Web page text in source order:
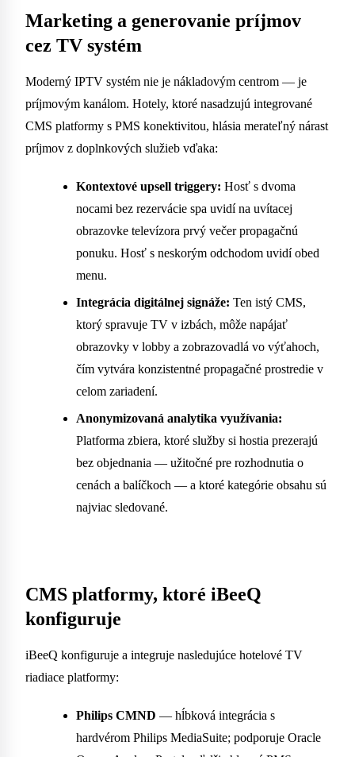
Marketing a generovanie príjmov
cez TV systém
Moderný IPTV systém nie je nákladovým centrom — je
príjmovým kanálom. Hotely, ktoré nasadzujú integrované
CMS platformy s PMS konektivitou, hlásia merateľný nárast
príjmov z doplnkových služieb vďaka:
Kontextové upsell triggery: Hosť s dvoma
nocami bez rezervácie spa uvidí na uvítacej
obrazovke televízora prvý večer propagačnú
ponuku. Hosť s neskorým odchodom uvidí obed
menu.
Integrácia digitálnej signáže: Ten istý CMS,
ktorý spravuje TV v izbách, môže napájať
obrazovky v lobby a zobrazovadlá vo výťahoch,
čím vytvára konzistentné propagačné prostredie v
celom zariadení.
Anonymizovaná analytika využívania:
Platforma zbiera, ktoré služby si hostia prezerajú
bez objednania — užitočné pre rozhodnutia o
cenách a balíčkoch — a ktoré kategórie obsahu sú
najviac sledované.
CMS platformy, ktoré iBeeQ
konfiguruje
iBeeQ konfiguruje a integruje nasledujúce hotelové TV
riadiace platformy:
Philips CMND — hĺbková integrácia s
hardvérom Philips MediaSuite; podporuje Oracle